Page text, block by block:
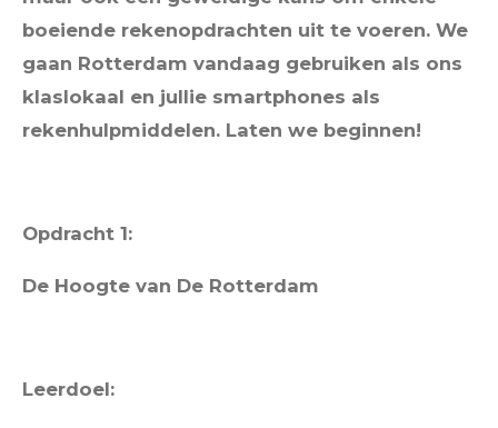
boeiende rekenopdrachten uit te voeren. We
gaan Rotterdam vandaag gebruiken als ons
klaslokaal en jullie smartphones als
rekenhulpmiddelen. Laten we beginnen!
Opdracht 1:
De Hoogte van De Rotterdam
Leerdoel: